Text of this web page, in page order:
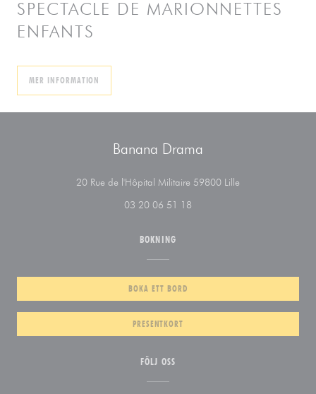
SPECTACLE DE MARIONNETTES
ENFANTS
MER INFORMATION
Banana Drama
20 Rue de l'Hôpital Militaire 59800 Lille
03 20 06 51 18
BOKNING
BOKA ETT BORD
PRESENTKORT
FÖLJ OSS